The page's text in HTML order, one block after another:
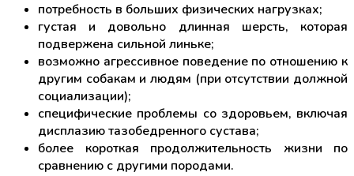
потребность в больших физических нагрузках;
густая и довольно длинная шерсть, которая
подвержена сильной линьке;
возможно агрессивное поведение по отношению к
другим собакам и людям (при отсутствии должной
социализации);
специфические проблемы со здоровьем, включая
дисплазию тазобедренного сустава;
более короткая продолжительность жизни по
сравнению с другими породами.